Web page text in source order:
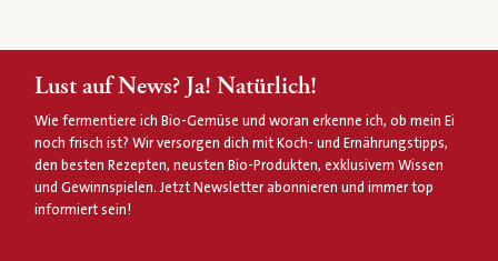
Lust auf News? Ja! Natürlich!
Wie fermentiere ich Bio-Gemüse und woran erkenne ich, ob mein Ei
noch frisch ist? Wir versorgen dich mit Koch- und Ernährungstipps,
den besten Rezepten, neusten Bio-Produkten, exklusivem Wissen
und Gewinnspielen. Jetzt Newsletter abonnieren und immer top
informiert sein!